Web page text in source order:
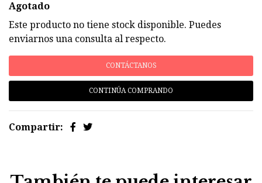
Agotado
Este producto no tiene stock disponible. Puedes
enviarnos una consulta al respecto.
CONTÁCTANOS
CONTINÚA COMPRANDO
Compartir: